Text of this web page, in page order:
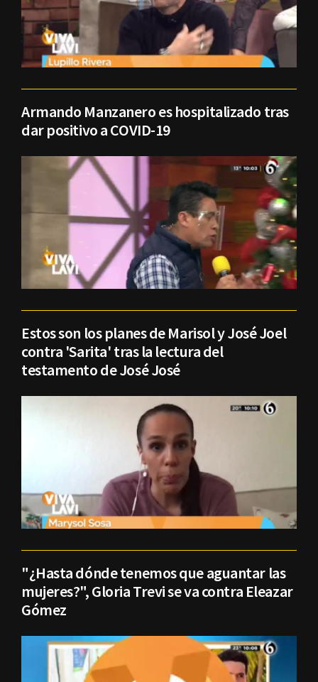
Armando Manzanero es hospitalizado tras
dar positivo a COVID-19
Estos son los planes de Marisol y José Joel
contra 'Sarita' tras la lectura del
testamento de José José
"¿Hasta dónde tenemos que aguantar las
mujeres?", Gloria Trevi se va contra Eleazar
Gómez